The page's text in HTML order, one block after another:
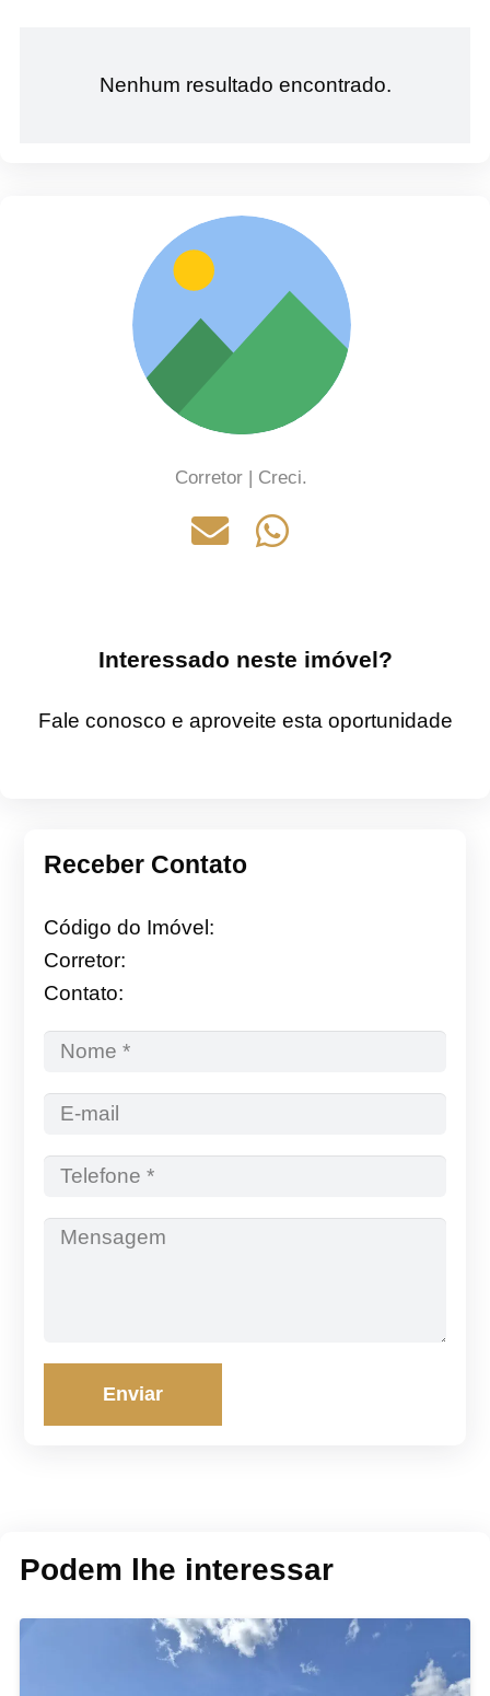
Nenhum resultado encontrado.
Corretor | Creci.
Interessado neste imóvel?
Fale conosco e aproveite esta oportunidade
Receber Contato
Código do Imóvel:
Corretor:
Contato:
Enviar
Podem lhe interessar